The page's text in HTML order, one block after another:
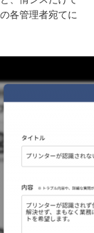
各管理者宛てに